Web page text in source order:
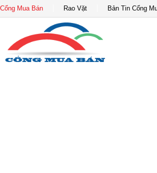
Cổng Mua Bán Rao Vặt Bản Tin Cổng